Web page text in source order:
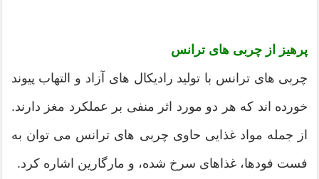
پرهیز از چربی های ترانس
چربی های ترانس با تولید رادیکال های آزاد و التهاب پیوند
خورده اند که هر دو مورد اثر منفی بر عملکرد مغز دارند.
از جمله مواد غذایی حاوی چربی های ترانس می توان به
فست فودها، غذاهای سرخ شده، و مارگارین اشاره کرد.